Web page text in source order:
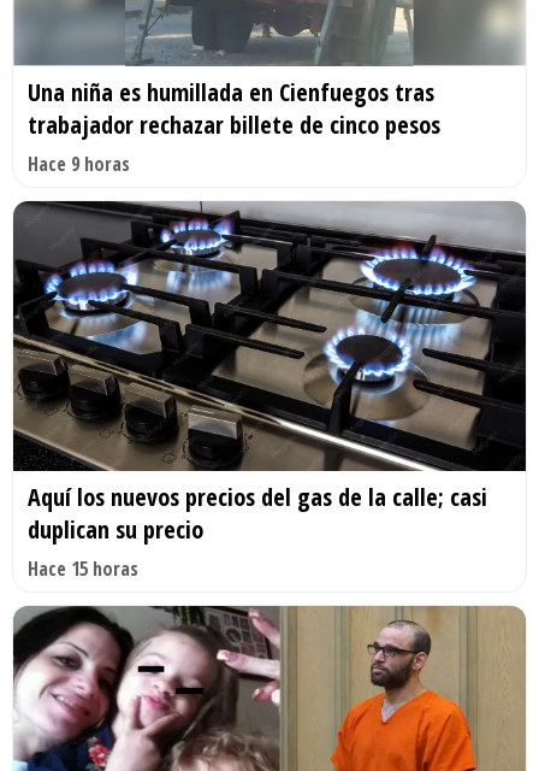
Una niña es humillada en Cienfuegos tras
trabajador rechazar billete de cinco pesos
Hace 9 horas
Aquí los nuevos precios del gas de la calle; casi
duplican su precio
Hace 15 horas